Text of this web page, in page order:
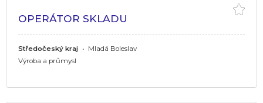
OPERÁTOR SKLADU
Středočeský kraj • Mladá Boleslav
Výroba a průmysl